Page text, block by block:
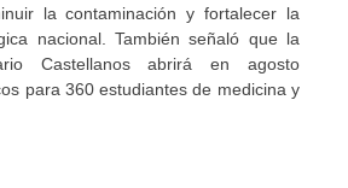
la contaminación y fortalecer la
nacional. También señaló que la
Castellanos abrirá en agosto
para 360 estudiantes de medicina y